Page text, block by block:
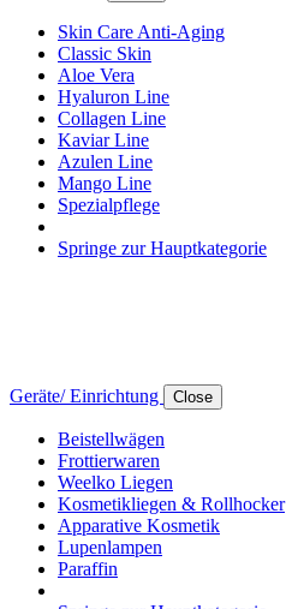
Skin Care Anti-Aging
Classic Skin
Aloe Vera
Hyaluron Line
Collagen Line
Kaviar Line
Azulen Line
Mango Line
Spezialpflege
Springe zur Hauptkategorie
Geräte/ Einrichtung Close
Beistellwägen
Frottierwaren
Weelko Liegen
Kosmetikliegen & Rollhocker
Apparative Kosmetik
Lupenlampen
Paraffin